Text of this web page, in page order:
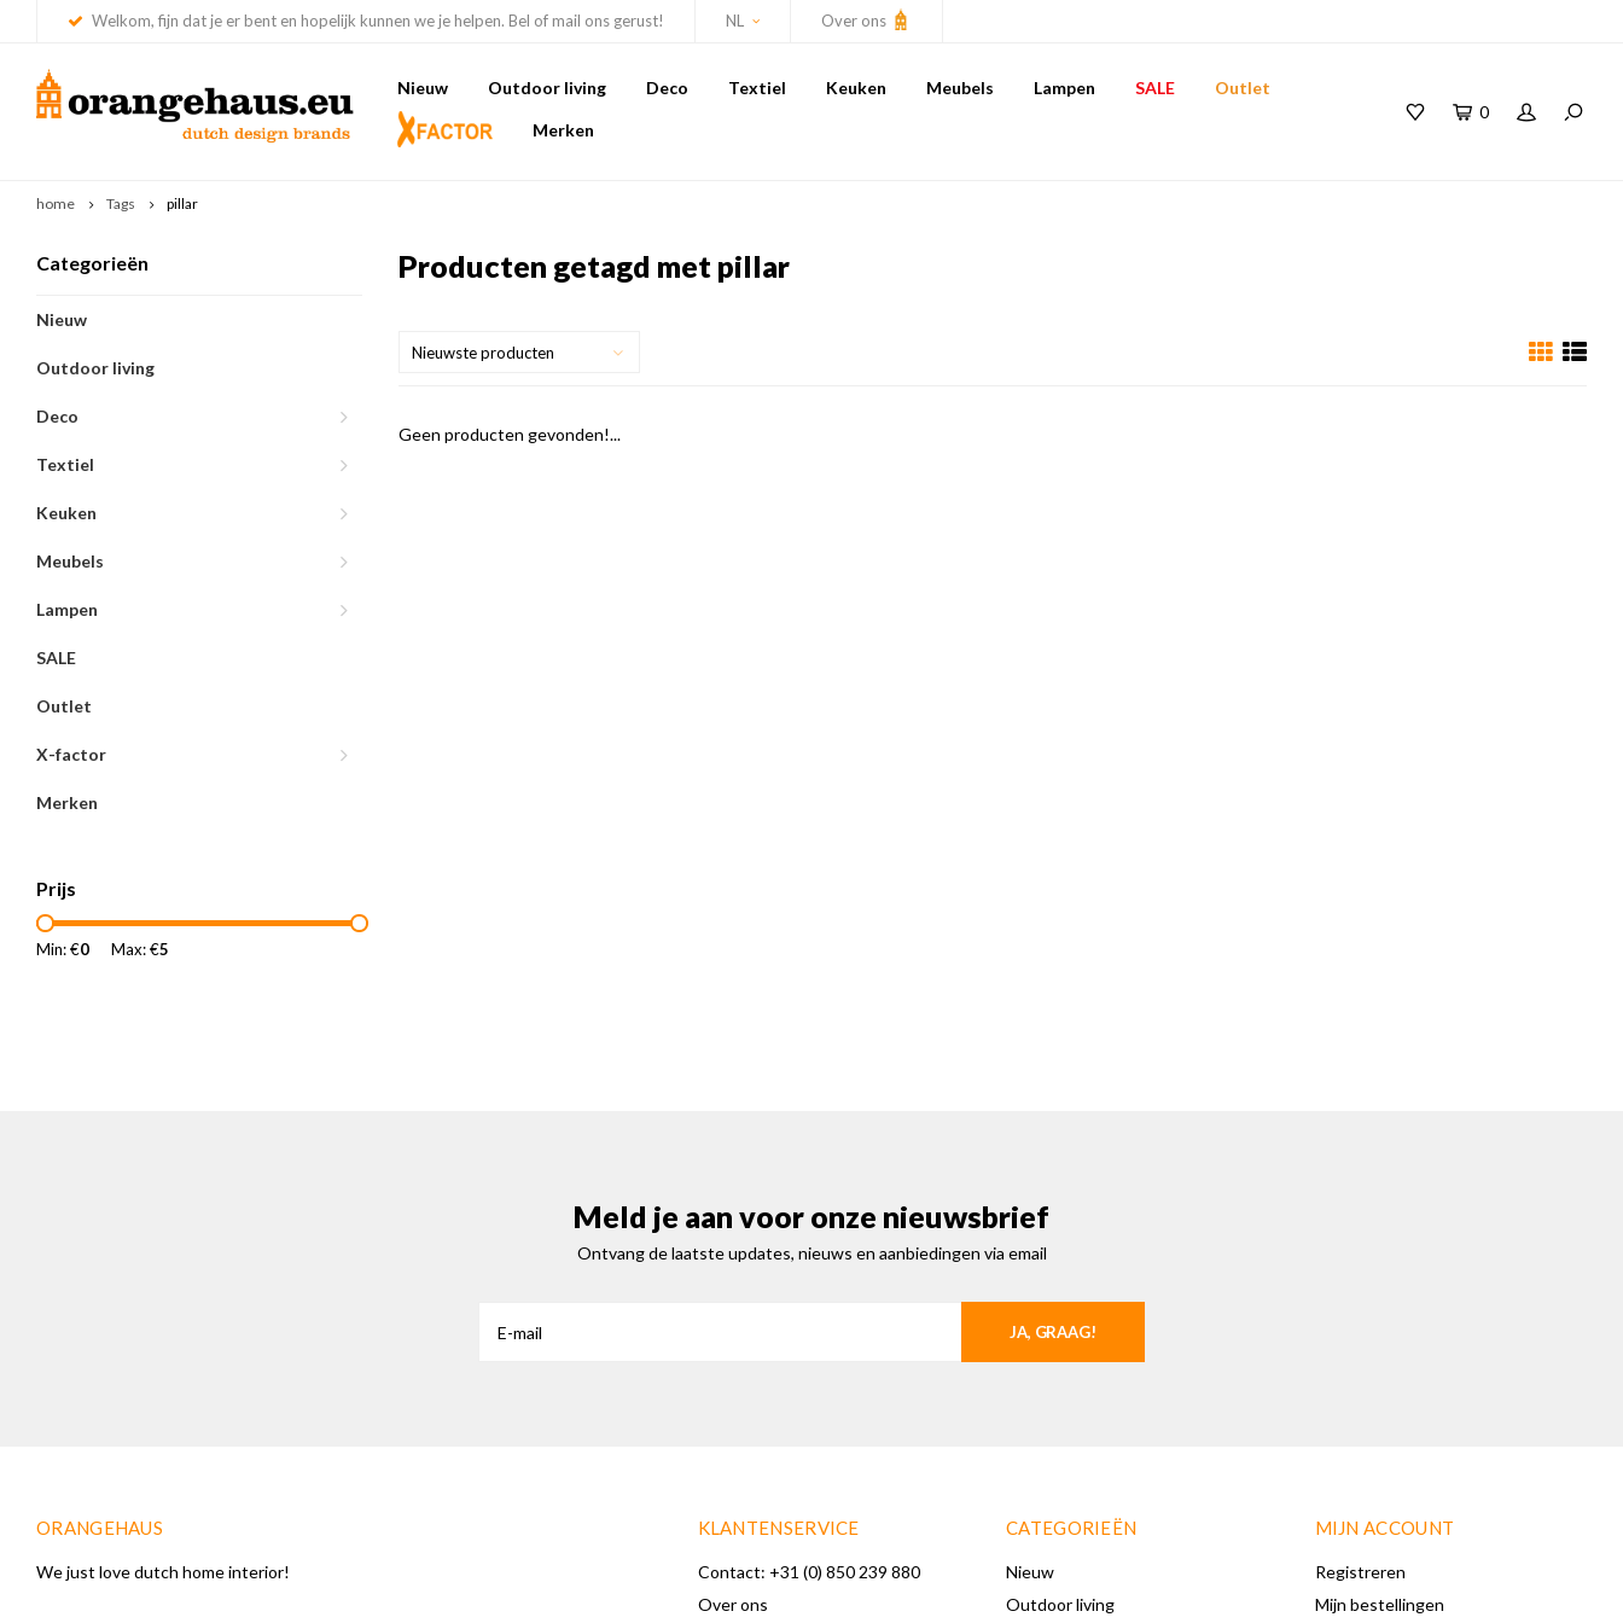
Welkom, fijn dat je er bent en hopelijk kunnen we je helpen. Bel of mail ons gerust! NL Over ons
Nieuw Outdoor living Deco Textiel Keuken Meubels Lampen SALE Outlet
Merken
0
home Tags pillar
Categorieën
Nieuw
Outdoor living
Deco
Textiel
Keuken
Meubels
Lampen
SALE
Outlet
X-factor
Merken
Prijs
Min: €0 Max: €5
Producten getagd met pillar
Nieuwste producten
Geen producten gevonden!...
Meld je aan voor onze nieuwsbrief
Ontvang de laatste updates, nieuws en aanbiedingen via email
JA, GRAAG!
ORANGEHAUS
We just love dutch home interior!
KLANTENSERVICE
Contact: +31 (0) 850 239 880
Over ons
CATEGORIEËN
Nieuw
Outdoor living
MIJN ACCOUNT
Registreren
Mijn bestellingen